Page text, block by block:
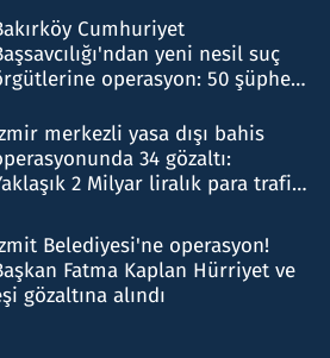
Cumhuriyet
yeni nesil suç
operasyon: 50 şüpheli
merkezli yasa dışı bahis
34 gözaltı:
2 Milyar liralık para trafiği
Belediyesi'ne operasyon!
Fatma Kaplan Hürriyet ve
gözaltına alındı